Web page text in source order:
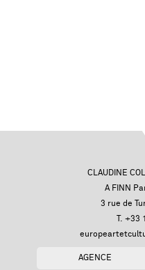
CLAUDINE
A FINN
3 rue de
T. +33
AGENCE